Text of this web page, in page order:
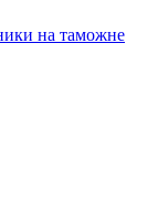
на таможне